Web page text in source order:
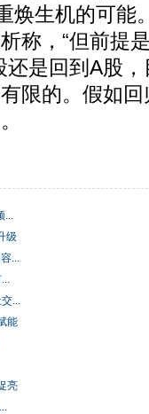
焕生机的可能
称，“但前提
还是回到A股
限的。假如
...
级
...
...
能
亮